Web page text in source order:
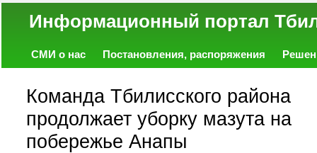
Информационный
СМИ о нас Постановления, распоряжения
Команда Тбилисского района
продолжает уборку мазута на
побережье Анапы